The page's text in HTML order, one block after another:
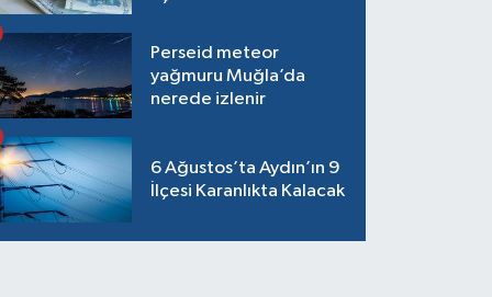
Perseid meteor
yağmuru Muğla’da
nerede izlenir
6 Ağustos’ta Aydın’ın 9
İlçesi Karanlıkta Kalacak